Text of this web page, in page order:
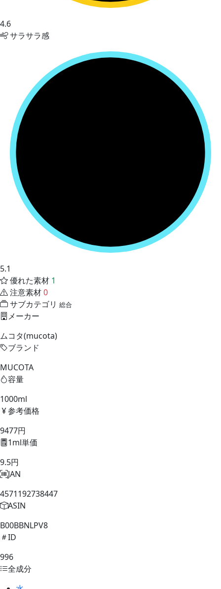
4.6
サラサラ感
5.1
優れた素材 1
注意素材0
サブカテゴリ 総合
メーカー
ムコタ(mucota)
ブランド
MUCOTA
容量
1000ml
参考価格
9477円
1ml単価
9.5円
JAN
4571192738447
ASIN
B00BBNLPV8
ID
996
全成分